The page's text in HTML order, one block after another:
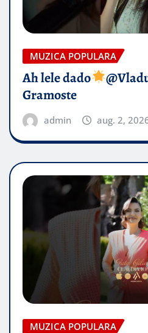
MUZICA POPULARA
Ah lele dado​
Gramoste
admin aug. 2,
MUZICA POPULARA